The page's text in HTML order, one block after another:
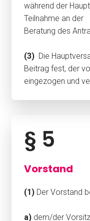
während der
Teilnahme an der
Beratung des
(3) Die
Beitrag fest, der
eingezogen und
§ 5
Vorstand
(1) Der Vorstand
a) dem/der